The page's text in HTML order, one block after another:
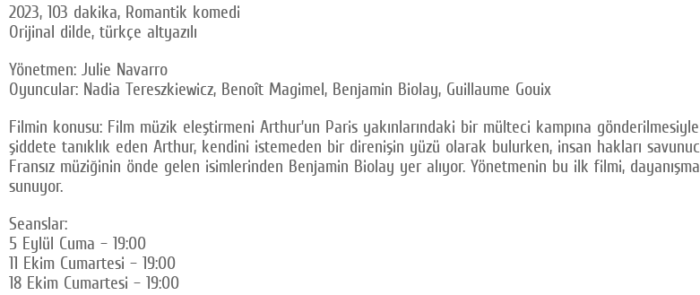
2023, 103 dakika, Romantik komedi
Orijinal dilde, türkçe altyazılı
Yönetmen: Julie Navarro
Oyuncular: Nadia Tereszkiewicz, Benoît Magimel, Benjamin Biolay, Guillaume Gouix
Filmin konusu: Film müzik eleştirmeni Arthur’un Paris yakınlarındaki bir mülteci kampına
şiddete tanıklık eden Arthur, kendini istemeden bir direnişin yüzü olarak bulurken, insan hakları
Fransız müziğinin önde gelen isimlerinden Benjamin Biolay yer alıyor. Yönetmenin bu ilk filmi,
sunuyor.
Seanslar:
5 Eylül Cuma – 19:00
11 Ekim Cumartesi – 19:00
18 Ekim Cumartesi – 19:00